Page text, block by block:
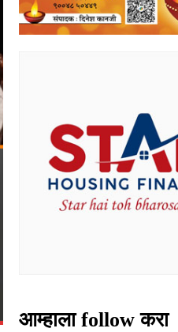
आम्हाला follow करा